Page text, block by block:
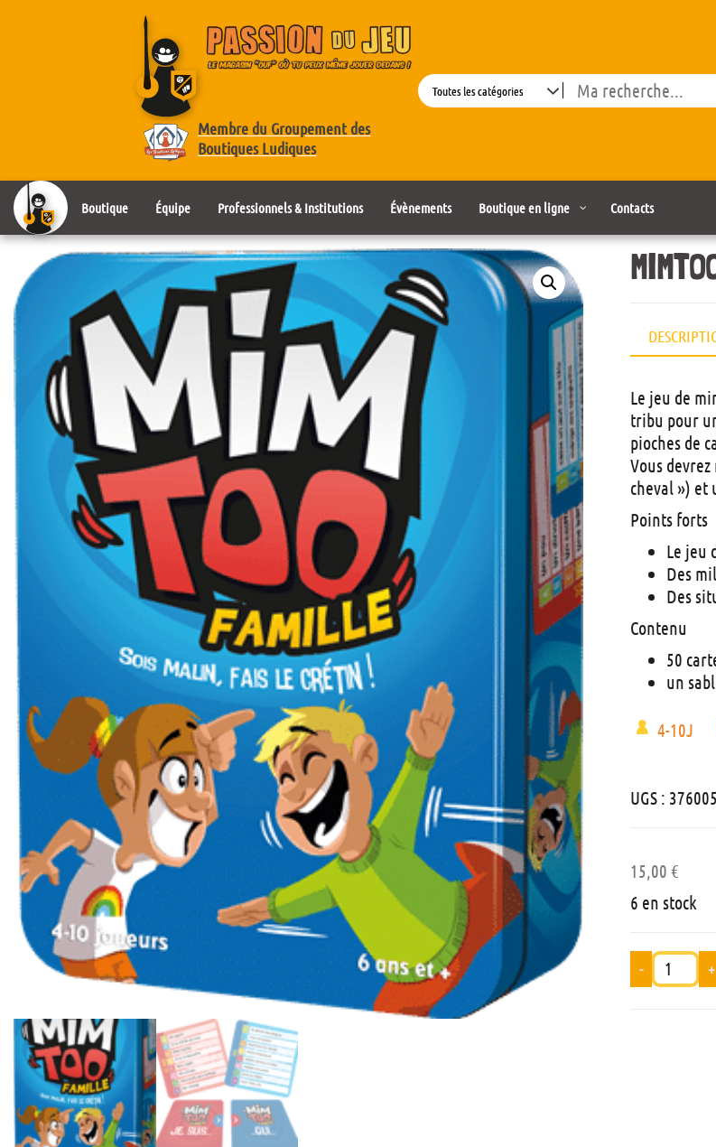
Membre du Groupement des
Boutiques Ludiques
Search
Boutique Équipe Professionnels & Institutions Évènements Boutique en ligne Contacts
Le jeu de
tribu pour
pioches de
Vous
cheval ») et
Points forts
Le jeu
Des
Des
Contenu
50
un
4-10J
UGS :
15,00€
6 en stock
- +